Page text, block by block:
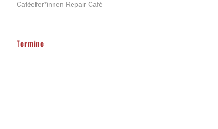
Helfer*innen Repair Café
Termine